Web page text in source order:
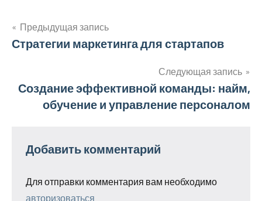
Навигация
записям
Предыдущая запись
Стратегии маркетинга для стартапов
Следующая запись
Создание эффективной команды: найм,
обучение и управление персоналом
Добавить комментарий
Для отправки комментария вам необходимо
авторизоваться